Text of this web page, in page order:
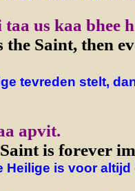
us kaa bhee
the Saint, then
tevreden stelt,
apvit.
is forever
Heilige is voor altijd